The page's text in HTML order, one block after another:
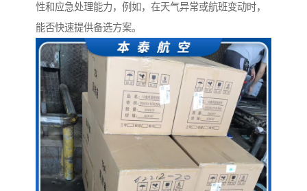
性和应急处理能力，例如，在天气异常或航班变动时，
能否快速提供备选方案。